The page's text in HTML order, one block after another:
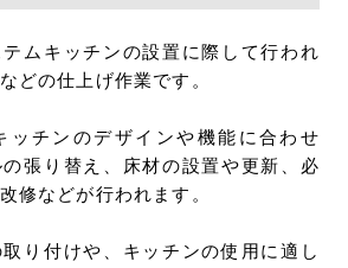
ムキッチンの設置に際して行われ
どの仕上げ作業です。
ッチンのデザインや機能に合わせ
張り替え、床材の設置や更新、必
修などが行われます。
り付けや、キッチンの使用に適し